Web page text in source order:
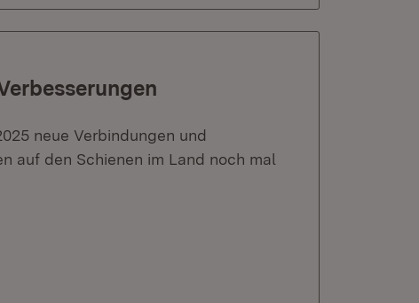
neue Verbindungen und
auf den Schienen im Land noch mal